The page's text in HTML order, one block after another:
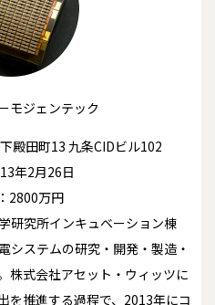
モジェンテック
殿田町13 九条CIDビル102
年2月26日
2800万円
研究所インキュベーション棟
システムの研究・開発・製造・
株式会社アセット・ウィッツに
を推進する過程で、2013年にコ